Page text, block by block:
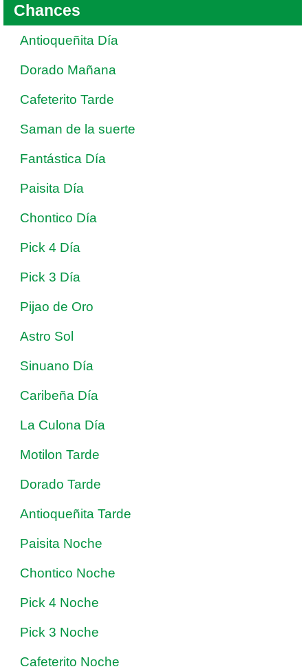
Chances
Antioqueñita Día
Dorado Mañana
Cafeterito Tarde
Saman de la suerte
Fantástica Día
Paisita Día
Chontico Día
Pick 4 Día
Pick 3 Día
Pijao de Oro
Astro Sol
Sinuano Día
Caribeña Día
La Culona Día
Motilon Tarde
Dorado Tarde
Antioqueñita Tarde
Paisita Noche
Chontico Noche
Pick 4 Noche
Pick 3 Noche
Cafeterito Noche